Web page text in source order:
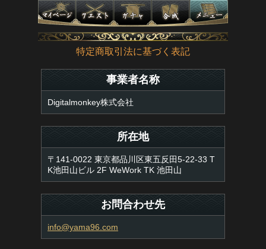
特定商取引法に基づく表記
事業者名称
Digitalmonkey株式会社
所在地
〒141-0022 東京都品川区東五反田5-22-33 T
K池田山ビル 2F WeWork TK 池田山
お問合わせ先
info@yama96.com